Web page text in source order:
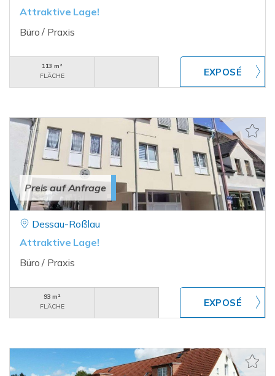
Attraktive Lage!
Büro / Praxis
113 m²
FLÄCHE
Preis auf Anfrage
Dessau-Roßlau
Attraktive Lage!
Büro / Praxis
93 m²
FLÄCHE